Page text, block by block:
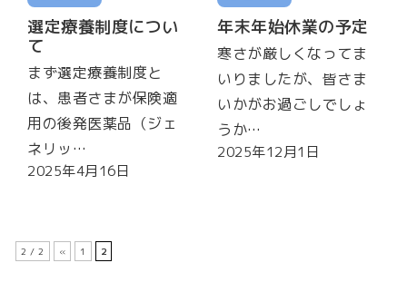
選定療養制度につい
て
まず選定療養制度と
は、患者さまが保険適
用の後発医薬品（ジェ
ネリッ…
2025年4月16日
年末年始休業の予定
寒さが厳しくなってま
いりましたが、皆さま
いかがお過ごしでしょ
うか…
2025年12月1日
2 / 2 « 1 2